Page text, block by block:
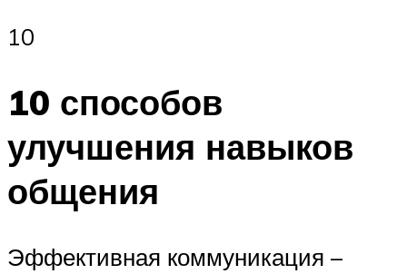
10
10 способов
улучшения навыков
общения
Эффективная коммуникация –